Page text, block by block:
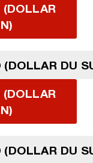
(DOLLAR
(DOLLAR DU
(DOLLAR
(DOLLAR DU